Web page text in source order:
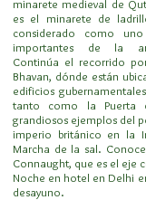
minarete medieval de
es el minarete de
considerado como
importantes de la
Continúa el recorrido
Bhavan, dónde están
edificios
tanto como la Puerta
grandiosos ejemplos del
imperio británico en la
Marcha de la sal.
Connaught, que es el eje
Noche en hotel en Delhi
desayuno. ​​